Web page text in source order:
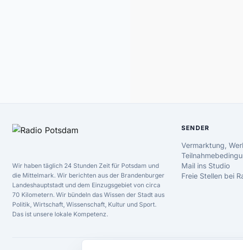
Wir haben täglich 24 Stunden Zeit für Potsdam und
die Mittelmark. Wir berichten aus der Brandenburger
Landeshauptstadt und dem Einzugsgebiet von circa
70 Kilometern. Wir bündeln das Wissen der Stadt aus
Politik, Wirtschaft, Wissenschaft, Kultur und Sport.
Das ist unsere lokale Kompetenz.
SENDER
Vermarktung,
Mail ins Studio
Freie Stellen bei